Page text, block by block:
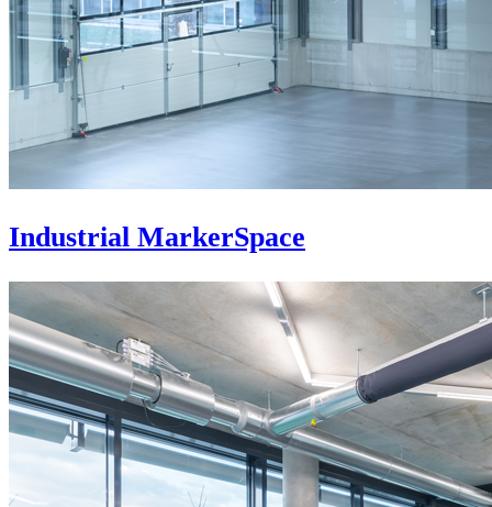
Industrial MarkerSpace